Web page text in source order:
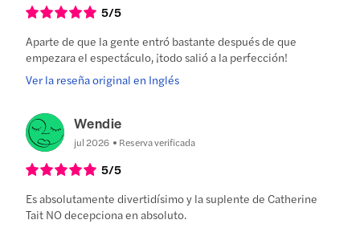
5/5
Aparte de que la gente entró bastante después de que
empezara el espectáculo, ¡todo salió a la perfección!
Ver la reseña original en Inglés
Wendie
jul 2026 Reserva verificada
5/5
Es absolutamente divertidísimo y la suplente de Catherine
Tait NO decepciona en absoluto.